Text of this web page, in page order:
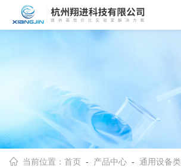
当前位置：首页 - 产品中心 -通用设备类